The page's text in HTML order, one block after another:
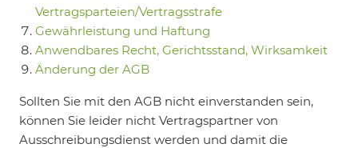
Vertragsparteien/Vertragsstrafe
Gewährleistung und Haftung
Anwendbares Recht, Gerichtsstand, Wirksamkeit
Änderung der AGB
Sollten Sie mit den AGB nicht einverstanden sein,
können Sie leider nicht Vertragspartner von
Ausschreibungsdienst werden und damit die